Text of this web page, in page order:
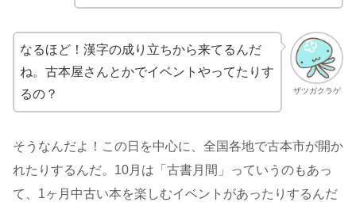
ザツガクラゲ
なるほど！漢字の成り立ちから来てるんだ
ね。古本屋さんとかでイベントやってたりす
るの？
そうなんだよ！この日を中心に、全国各地で古本市が開か
れたりするんだ。10月は「古書月間」っていうのもあっ
て、1ヶ月中古い本を楽しむイベントがあったりするんだ